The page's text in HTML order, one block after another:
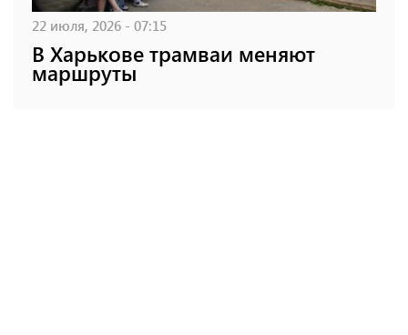
22 июля, 2026 - 07:15
В Харькове трамваи меняют
маршруты